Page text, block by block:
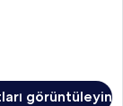
görüntüleyin